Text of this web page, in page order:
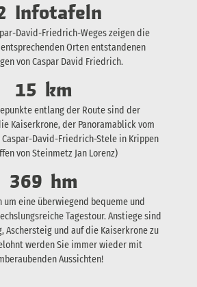
Infotafeln
David-Friedrich-Weges zeigen die
Orten entstandenen
von Caspar David Friedrich.
15 km
entlang der Route sind der
Kaiserkrone, der Panoramablick vom
David-Friedrich-Stele in Krippen
von Steinmetz Jan Lorenz)
369 hm
um eine überwiegend bequeme und
Tagestour. Anstiege sind
Aschersteig und auf die Kaiserkrone zu
werden Sie immer wieder mit
Aussichten!